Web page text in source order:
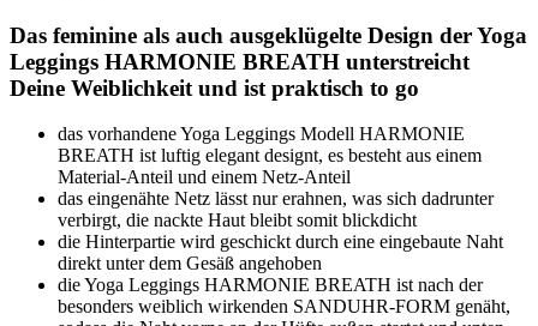
Das feminine als auch ausgeklügelte Design der Yoga
Leggings HARMONIE BREATH unterstreicht
Deine Weiblichkeit und ist praktisch to go
das vorhandene Yoga Leggings Modell HARMONIE
BREATH ist luftig elegant designt, es besteht aus einem
Material-Anteil und einem Netz-Anteil
das eingenähte Netz lässt nur erahnen, was sich dadrunter
verbirgt, die nackte Haut bleibt somit blickdicht
die Hinterpartie wird geschickt durch eine eingebaute Naht
direkt unter dem Gesäß angehoben
die Yoga Leggings HARMONIE BREATH ist nach der
besonders weiblich wirkenden SANDUHR-FORM genäht,